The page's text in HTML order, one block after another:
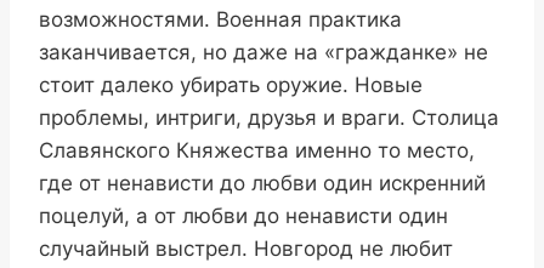
возможностями. Военная практика
заканчивается, но даже на «гражданке» не
стоит далеко убирать оружие. Новые
проблемы, интриги, друзья и враги. Столица
Славянского Княжества именно то место,
где от ненависти до любви один искренний
поцелуй, а от любви до ненависти один
случайный выстрел. Новгород не любит